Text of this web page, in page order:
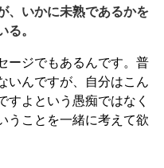
、いかに未熟であるかを
る。
ージでもあるんです。普
いんですが、自分はこん
すよという愚痴ではなく
うことを一緒に考えて欲